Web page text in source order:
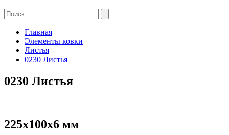
Главная
Элементы ковки
Листья
0230 Листья
0230 Листья
225х100х6 мм